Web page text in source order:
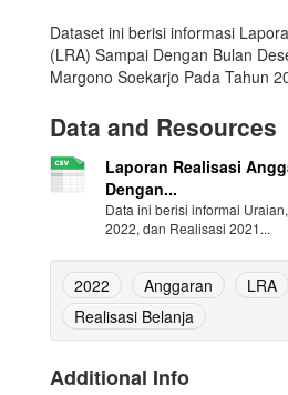
Dataset ini berisi informasi
(LRA) Sampai Dengan Bulan
Margono Soekarjo Pada Tahun
Data and Resources
Laporan Realisasi
Dengan...
Data ini berisi informai
2022, dan Realisasi 2021...
2022 Anggaran LRA
Realisasi Belanja
Additional Info